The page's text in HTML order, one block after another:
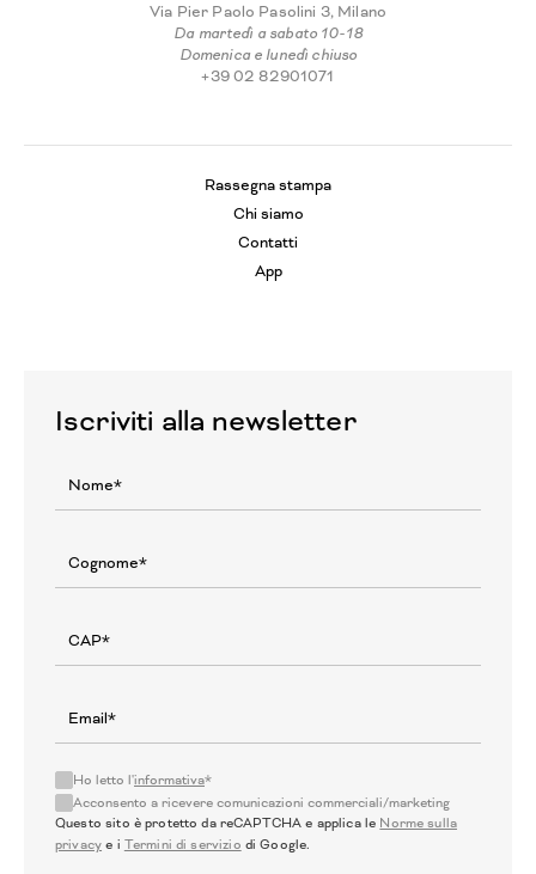
Via Pier Paolo Pasolini 3, Milano
Da martedì a sabato 10-18
Domenica e lunedì chiuso
+39 02 82901071
Rassegna stampa
Chi siamo
Contatti
App
Iscriviti alla newsletter
Ho letto l'informativa*
Acconsento a ricevere comunicazioni commerciali/marketing
Questo sito è protetto da reCAPTCHA e applica le Norme sulla
privacy e i Termini di servizio di Google.